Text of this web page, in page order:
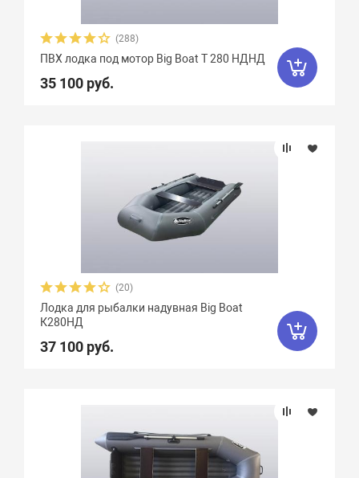
Крепление сидений
Количество сидений
(288)
ПВХ лодка под мотор Big Boat T 280 НДНД
35 100 руб.
(20)
Лодка для рыбалки надувная Big Boat
К280НД
37 100 руб.